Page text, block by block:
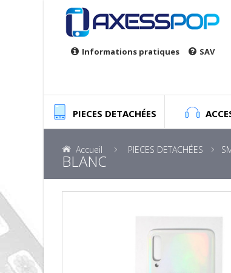
Informations pratiques SAV
PIECES DETACHÉES
Accueil PIECES DETACHÉES
BLANC